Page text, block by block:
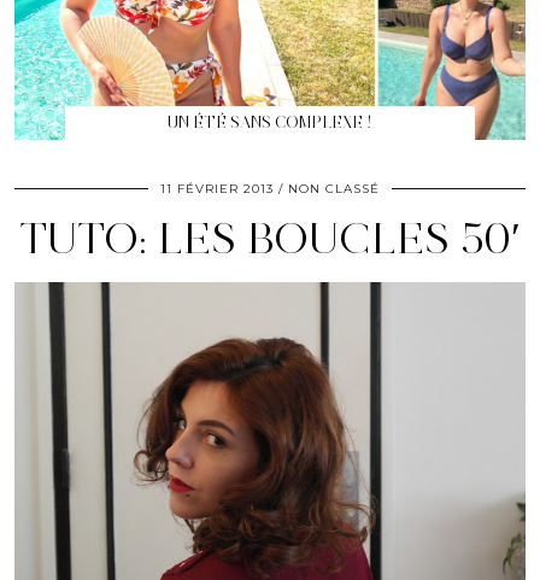
UN ÉTÉ SANS COMPLEXE !
11 FÉVRIER 2013 NON CLASSÉ
TUTO: LES BOUCLES 50′